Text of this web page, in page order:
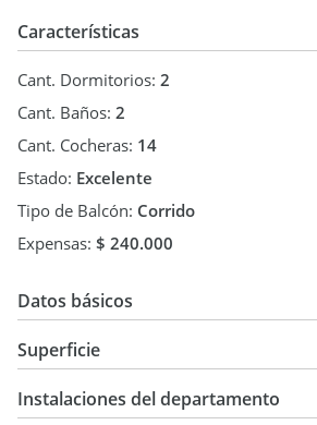
Características
Cant. Dormitorios: 2
Cant. Baños: 2
Cant. Cocheras: 14
Estado: Excelente
Tipo de Balcón: Corrido
Expensas: $ 240.000
Datos básicos
Venta
USD 180.000
Superficie
10 m2
Instalaciones del departamento